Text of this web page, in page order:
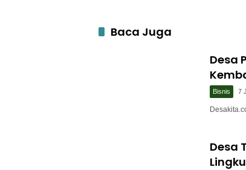
Baca Juga
Desa
Bisnis 7
Desa